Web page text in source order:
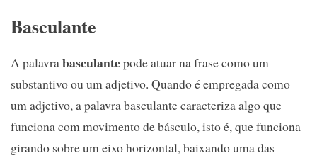
Basculante
A palavrabasculantepode atuar na frase como um
substantivo ou um adjetivo. Quando é empregada como
um adjetivo, a palavra basculante caracteriza algo que
funciona com movimento de básculo, isto é, que funciona
girando sobre um eixo horizontal, baixando uma das